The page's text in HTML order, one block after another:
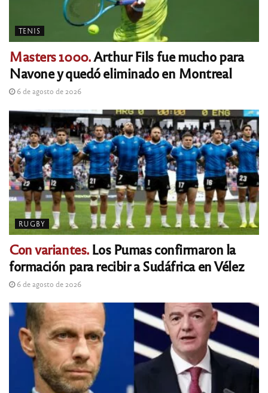
TENIS
Masters 1000.Arthur Fils fue mucho para
Navone y quedó eliminado en Montreal
6 de agosto de 2026
RUGBY
Con variantes.Los Pumas confirmaron la
formación para recibir a Sudáfrica en Vélez
6 de agosto de 2026